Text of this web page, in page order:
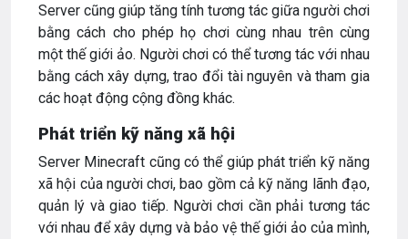
Server cũng giúp tăng tính tương tác giữa người chơi
bằng cách cho phép họ chơi cùng nhau trên cùng
một thế giới ảo. Người chơi có thể tương tác với nhau
bằng cách xây dựng, trao đổi tài nguyên và tham gia
các hoạt động cộng đồng khác.
Phát triển kỹ năng xã hội
Server Minecraft cũng có thể giúp phát triển kỹ năng
xã hội của người chơi, bao gồm cả kỹ năng lãnh đạo,
quản lý và giao tiếp. Người chơi cần phải tương tác
với nhau để xây dựng và bảo vệ thế giới ảo của mình,